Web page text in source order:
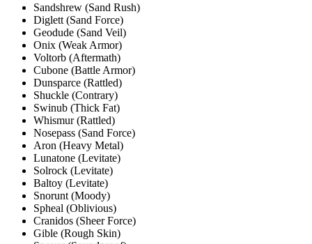
Sandshrew (Sand Rush)
Diglett (Sand Force)
Geodude (Sand Veil)
Onix (Weak Armor)
Voltorb (Aftermath)
Cubone (Battle Armor)
Dunsparce (Rattled)
Shuckle (Contrary)
Swinub (Thick Fat)
Whismur (Rattled)
Nosepass (Sand Force)
Aron (Heavy Metal)
Lunatone (Levitate)
Solrock (Levitate)
Baltoy (Levitate)
Snorunt (Moody)
Spheal (Oblivious)
Cranidos (Sheer Force)
Gible (Rough Skin)